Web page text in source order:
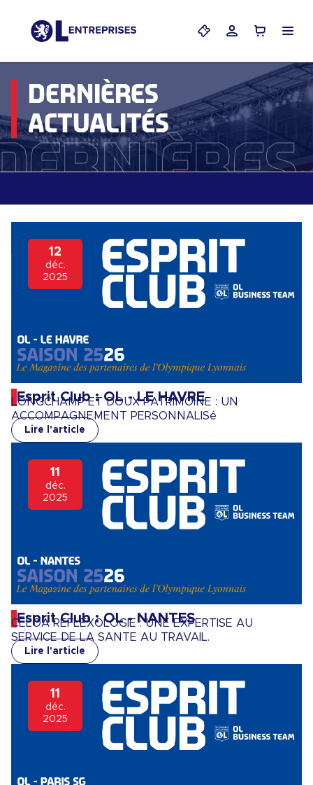
Mes billetsMon compte
PanierMenu
DERNIÈRES
ACTUALITÉS
Esprit Club : OL - LE HAVRE
12
déc.
2025
LONGCHAMP ET DOUX PATRIMOINE : UN
ACCOMPAGNEMENT PERSONNALISé
Lire l'article
Esprit Club : OL - NANTES
11
déc.
2025
CELOA REFLEXOLOGIE : UNE EXPERTISE AU
SERVICE DE LA SANTE AU TRAVAIL.
Lire l'article
11
déc.
2025